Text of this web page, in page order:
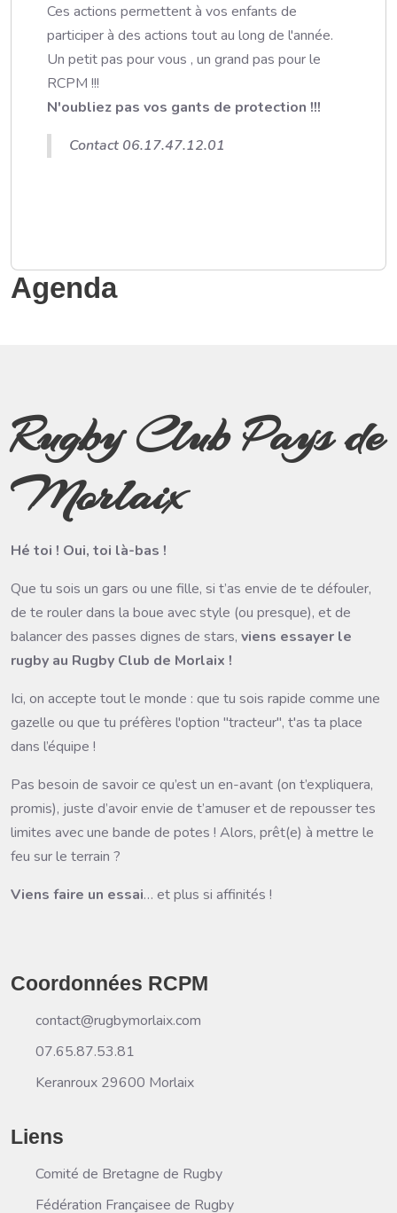
Ces actions permettent à vos enfants de
participer à des actions tout au long de l'année.
Un petit pas pour vous , un grand pas pour le
RCPM !!!
N'oubliez pas vos gants de protection !!!
Contact 06.17.47.12.01
Agenda
Rugby Club Pays de
Morlaix
Hé toi ! Oui, toi là-bas !
Que tu sois un gars ou une fille, si t’as envie de te défouler,
de te rouler dans la boue avec style (ou presque), et de
balancer des passes dignes de stars, viens essayer le
rugby au Rugby Club de Morlaix !
Ici, on accepte tout le monde : que tu sois rapide comme une
gazelle ou que tu préfères l'option "tracteur", t'as ta place
dans l’équipe ! ️
Pas besoin de savoir ce qu’est un en-avant (on t’expliquera,
promis), juste d’avoir envie de t’amuser et de repousser tes
limites avec une bande de potes ! Alors, prêt(e) à mettre le
feu sur le terrain ?
Viens faire un essai… et plus si affinités !
Coordonnées RCPM
contact@rugbymorlaix.com
07.65.87.53.81
Keranroux 29600 Morlaix
Liens
Comité de Bretagne de Rugby
Fédération Françaisee de Rugby